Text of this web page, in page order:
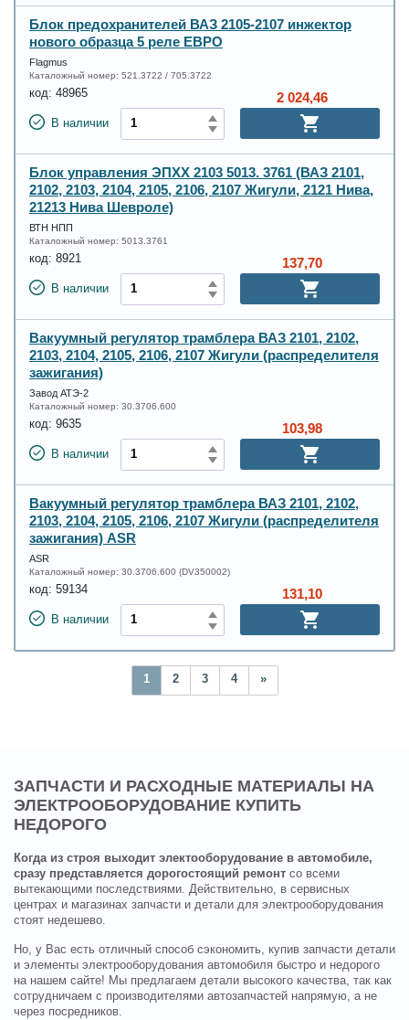
Блок предохранителей ВАЗ 2105-2107 инжектор
нового образца 5 реле ЕВРО
Flagmus
Каталожный номер: 521.3722 / 705.3722
код: 48965
В наличии
2 024,46
Блок управления ЭПХХ 2103 5013. 3761 (ВАЗ 2101,
2102, 2103, 2104, 2105, 2106, 2107 Жигули, 2121 Нива,
21213 Нива Шевроле)
ВТН НПП
Каталожный номер: 5013.3761
код: 8921
В наличии
137,70
Вакуумный регулятор трамблера ВАЗ 2101, 2102,
2103, 2104, 2105, 2106, 2107 Жигули (распределителя
зажигания)
Завод АТЭ-2
Каталожный номер: 30.3706.600
код: 9635
В наличии
103,98
Вакуумный регулятор трамблера ВАЗ 2101, 2102,
2103, 2104, 2105, 2106, 2107 Жигули (распределителя
зажигания) ASR
ASR
Каталожный номер: 30.3706.600 (DV350002)
код: 59134
В наличии
131,10
1 2 3 4 »
ЗАПЧАСТИ И РАСХОДНЫЕ МАТЕРИАЛЫ НА
ЭЛЕКТРООБОРУДОВАНИЕ КУПИТЬ
НЕДОРОГО
Когда из строя выходит электооборудование в автомобиле,
сразу представляется дорогостоящий ремонт со всеми
вытекающими последствиями. Действительно, в сервисных
центрах и магазинах запчасти и детали для электрооборудования
стоят недешево.
Но, у Вас есть отличный способ сэкономить, купив запчасти детали
и элементы электрооборудования автомобиля быстро и недорого
на нашем сайте! Мы предлагаем детали высокого качества, так как
сотрудничаем с производителями автозапчастей напрямую, а не
через посредников.